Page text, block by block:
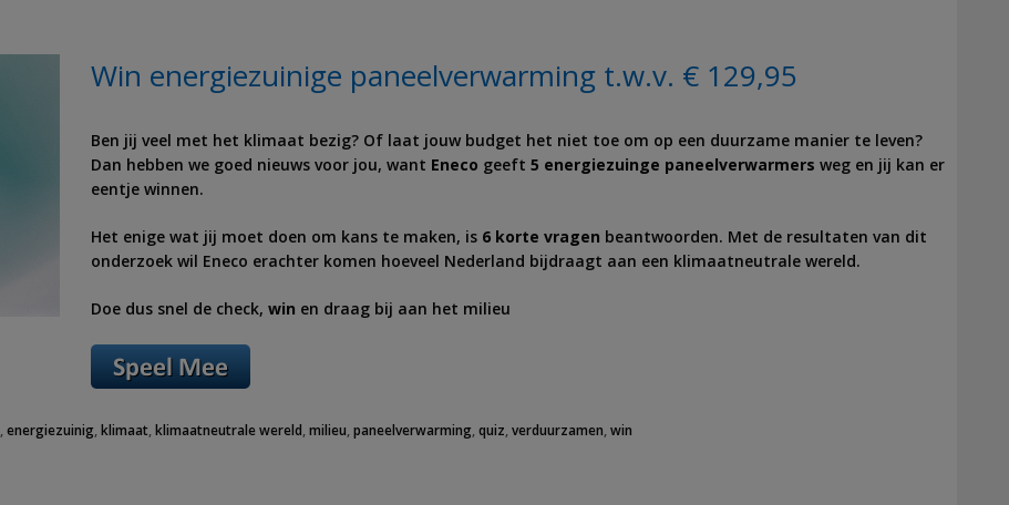
Win energiezuinige paneelverwarming t.w.v. € 129,95
Ben jij veel met het klimaat bezig? Of laat jouw budget het niet toe om op een duurzame manier te leven?
Dan hebben we goed nieuws voor jou, want Eneco geeft 5 energiezuinge paneelverwarmers weg en jij kan er
eentje winnen.
Het enige wat jij moet doen om kans te maken, is 6 korte vragen beantwoorden. Met de resultaten van dit
onderzoek wil Eneco erachter komen hoeveel Nederland bijdraagt aan een klimaatneutrale wereld.
Doe dus snel de check, win en draag bij aan het milieu
,energiezuinig,klimaat,klimaatneutrale wereld,milieu,paneelverwarming,quiz,verduurzamen,win